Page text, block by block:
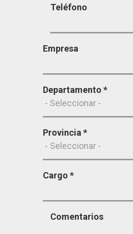
Teléfono
Empresa
Departamento *
Provincia *
Cargo *
Comentarios